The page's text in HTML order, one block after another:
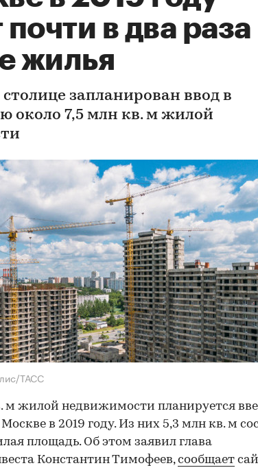
почти в два раза
жилья
столице запланирован ввод в
около 7,5 млн кв. м жилой
ТАСС
м жилой недвижимости планируется
в 2019 году. Из них 5,3 млн кв. м
площадь. Об этом заявил глава
Константин Тимофеев,сообщает